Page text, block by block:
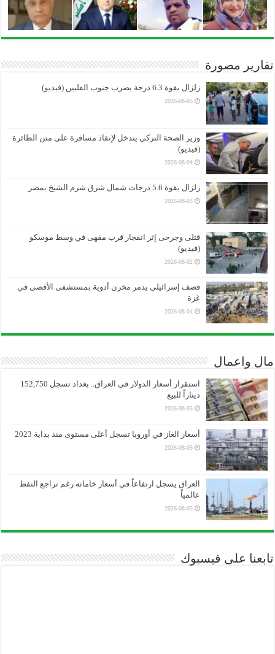
تقارير مصورة
زلزال بقوة 6.3 درجة يضرب جنوب الفلبين (فيديو)
2026-08-05
وزير الصحة التركي يتدخل لإنقاذ مسافرة على متن الطائرة
(فيديو)
2026-08-04
زلزال بقوة 5.6 درجات شمال شرق شرم الشيخ بمصر
2026-08-03
قتلى وجرحى إثر انفجار قرب مقهى في وسط موسكو
(فيديو)
2026-08-02
قصف إسرائيلي يدمر مخزن أدوية بمستشفى الأقصى في
غزة
2026-08-01
مال واعمال
استقرار أسعار الدولار في العراق.. بغداد تسجل 152,750
ديناراً للبيع
2026-08-05
أسعار الغاز في أوروبا تسجل أعلى مستوى منذ بداية 2023
2026-08-05
العراق يسجل ارتفاعاً في أسعار خاماته رغم تراجع النفط
عالمياً
2026-08-05
تابعنا على فيسبوك